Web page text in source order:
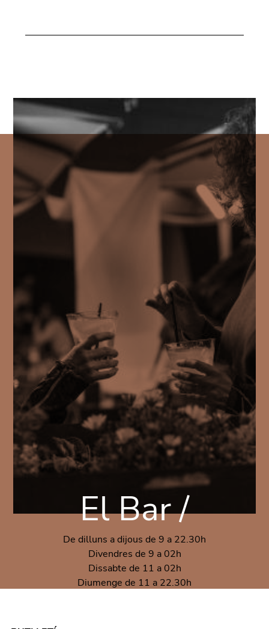
El Bar /
De dilluns a dijous de 9 a 22.30h
Divendres de 9 a 02h
Dissabte de 11 a 02h
Diumenge de 11 a 22.30h